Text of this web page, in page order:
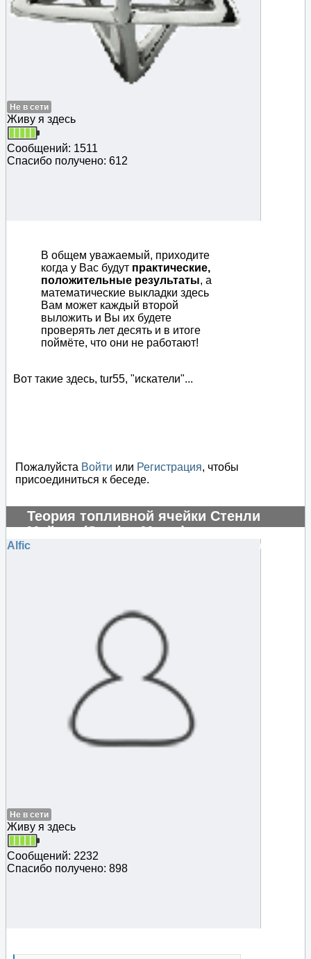
Не в сети
Живу я здесь
Сообщений: 1511
Спасибо получено: 612
В общем уважаемый, приходите
когда у Вас будут практические,
положительные результаты, а
математические выкладки здесь
Вам может каждый второй
выложить и Вы их будете
проверять лет десять и в итоге
поймёте, что они не работают!
Вот такие здесь, tur55, "искатели"...
Пожалуйста Войти или Регистрация, чтобы
присоединиться к беседе.
Теория топливной ячейки Стенли
Мейера (Stanley Meyer)
#104845
Alfic
Не в сети
Живу я здесь
Сообщений: 2232
Спасибо получено: 898